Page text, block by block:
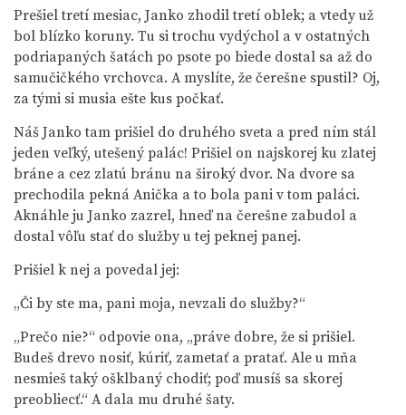
Prešiel tretí mesiac, Janko zhodil tretí oblek; a vtedy už
bol blízko koruny. Tu si trochu vydýchol a v ostatných
podriapaných šatách po psote po biede dostal sa až do
samučičkého vrchovca. A myslíte, že čerešne spustil? Oj,
za tými si musia ešte kus počkať.
Náš Janko tam prišiel do druhého sveta a pred ním stál
jeden veľký, utešený palác! Prišiel on najskorej ku zlatej
bráne a cez zlatú bránu na široký dvor. Na dvore sa
prechodila pekná Anička a to bola pani v tom paláci.
Aknáhle ju Janko zazrel, hneď na čerešne zabudol a
dostal vôľu stať do služby u tej peknej panej.
Prišiel k nej a povedal jej:
„Či by ste ma, pani moja, nevzali do služby?“
„Prečo nie?“ odpovie ona, „práve dobre, že si prišiel.
Budeš drevo nosiť, kúriť, zametať a pratať. Ale u mňa
nesmieš taký ošklbaný chodiť; poď musíš sa skorej
preobliecť.“ A dala mu druhé šaty.